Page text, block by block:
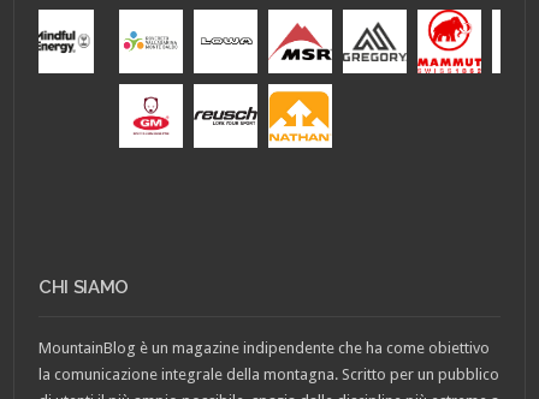
CHI SIAMO
MountainBlog è un magazine indipendente che ha come obiettivo
la comunicazione integrale della montagna. Scritto per un pubblico